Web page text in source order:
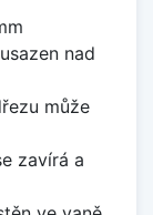
nad
může
zavírá a